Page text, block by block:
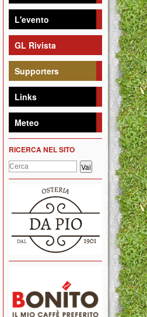
L'evento
GL Rivista
Supporters
Links
Meteo
RICERCA NEL SITO